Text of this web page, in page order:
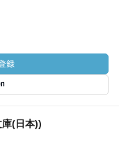
(日本))